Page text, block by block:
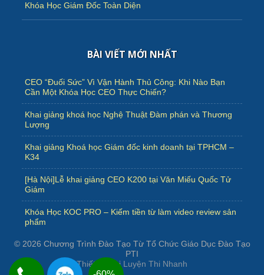
Khóa Học Giám Đốc Toàn Diện
BÀI VIẾT MỚI NHẤT
CEO “Đuối Sức” Vì Vận Hành Thủ Công: Khi Nào Bạn
Cần Một Khóa Học CEO Thực Chiến?
Khai giảng khoá học Nghệ Thuật Đàm phán và Thương
Lượng
Khai giảng Khoá học Giám đốc kinh doanh tại TPHCM –
K34
[Hà Nội]Lễ khai giảng CEO K200 tại Văn Miếu Quốc Tử
Giám
Khóa Học KOC PRO – Kiếm tiền từ làm video review sản
phẩm
© 2026 Chương Trình Đào Tạo Từ Tổ Chức Giáo Dục Đào Tạo
PTI
Thiết kế bởi Luyện Thi Nhanh